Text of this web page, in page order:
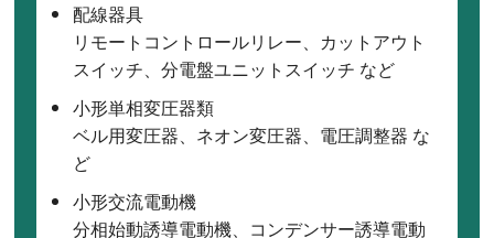
配線器具
リモートコントロールリレー、カットアウト
スイッチ、分電盤ユニットスイッチ など
小形単相変圧器類
ベル用変圧器、ネオン変圧器、電圧調整器 な
ど
小形交流電動機
分相始動誘導電動機、コンデンサー誘導電動